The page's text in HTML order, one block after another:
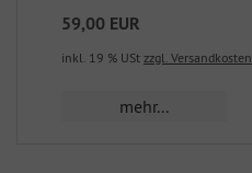
59,00 EUR
inkl. 19 % USt zzgl. Versandkosten
mehr...